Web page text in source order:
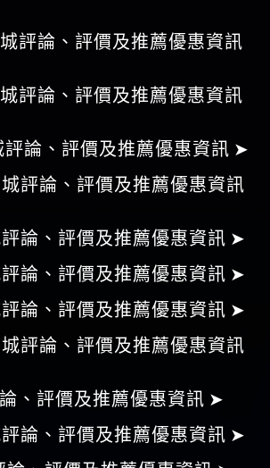
評論、評價及推薦優惠資訊
評論、評價及推薦優惠資訊
評論、評價及推薦優惠資訊 ➤
評論、評價及推薦優惠資訊
論、評價及推薦優惠資訊 ➤
論、評價及推薦優惠資訊 ➤
論、評價及推薦優惠資訊 ➤
評論、評價及推薦優惠資訊
論、評價及推薦優惠資訊 ➤
論、評價及推薦優惠資訊 ➤